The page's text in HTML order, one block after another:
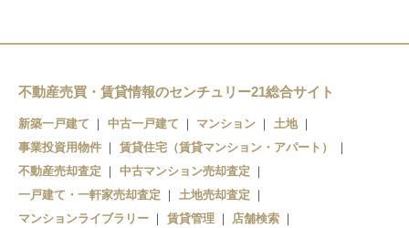
五条駅
大和二見駅
不動産売買・賃貸情報のセンチュリー21総合サイト
新築一戸建て 中古一戸建て マンション
土地
事業投資用物件
賃貸住宅（賃貸マンション・アパート）
不動産売却査定
中古マンション売却査定
一戸建て・一軒家売却査定
土地売却査定
マンションライブラリー
賃貸管理
店舗検索